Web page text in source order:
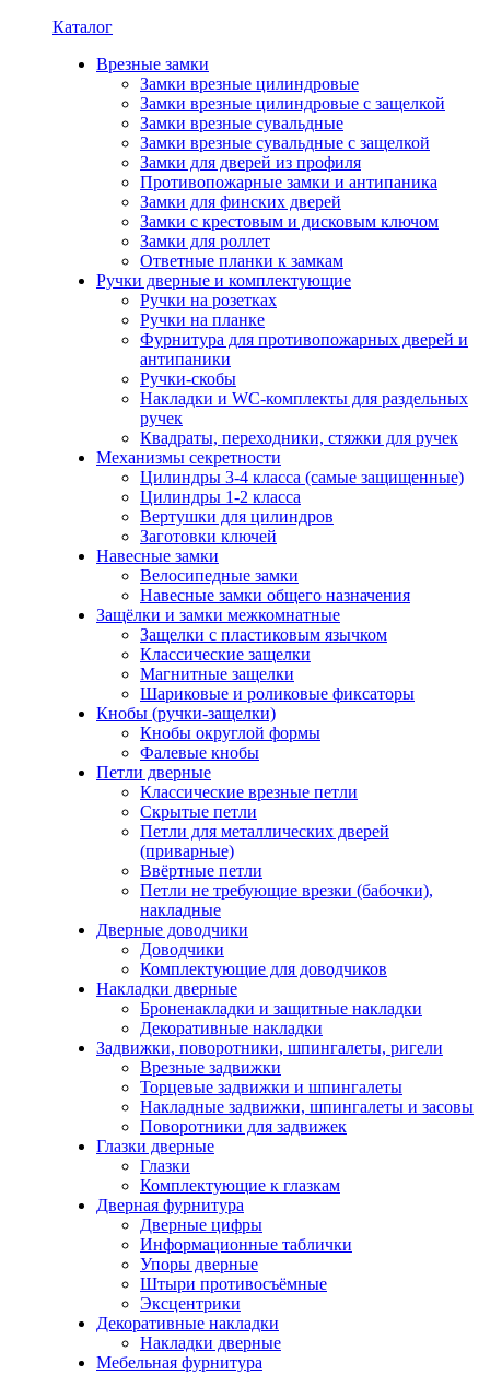
Каталог
Врезные замки
Замки врезные цилиндровые
Замки врезные цилиндровые с защелкой
Замки врезные сувальдные
Замки врезные сувальдные с защелкой
Замки для дверей из профиля
Противопожарные замки и антипаника
Замки для финских дверей
Замки с крестовым и дисковым ключом
Замки для роллет
Ответные планки к замкам
Ручки дверные и комплектующие
Ручки на розетках
Ручки на планке
Фурнитура для противопожарных дверей и
антипаники
Ручки-скобы
Накладки и WC-комплекты для раздельных
ручек
Квадраты, переходники, стяжки для ручек
Механизмы секретности
Цилиндры 3-4 класса (самые защищенные)
Цилиндры 1-2 класса
Вертушки для цилиндров
Заготовки ключей
Навесные замки
Велосипедные замки
Навесные замки общего назначения
Защёлки и замки межкомнатные
Защелки с пластиковым язычком
Классические защелки
Магнитные защелки
Шариковые и роликовые фиксаторы
Кнобы (ручки-защелки)
Кнобы округлой формы
Фалевые кнобы
Петли дверные
Классические врезные петли
Скрытые петли
Петли для металлических дверей
(приварные)
Ввёртные петли
Петли не требующие врезки (бабочки),
накладные
Дверные доводчики
Доводчики
Комплектующие для доводчиков
Накладки дверные
Броненакладки и защитные накладки
Декоративные накладки
Задвижки, поворотники, шпингалеты, ригели
Врезные задвижки
Торцевые задвижки и шпингалеты
Накладные задвижки, шпингалеты и засовы
Поворотники для задвижек
Глазки дверные
Глазки
Комплектующие к глазкам
Дверная фурнитура
Дверные цифры
Информационные таблички
Упоры дверные
Штыри противосъёмные
Эксцентрики
Декоративные накладки
Накладки дверные
Мебельная фурнитура